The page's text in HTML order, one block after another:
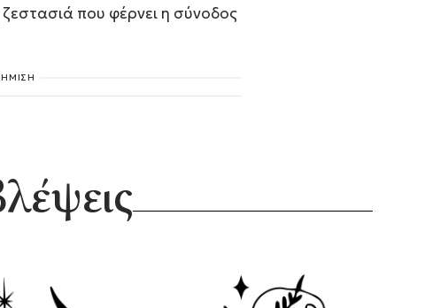
που φέρνει η σύνοδος